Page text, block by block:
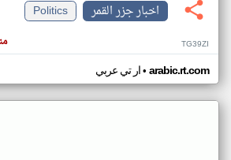
اخبار جزر القمر
Politics
TG39ZI
ار تي عربي• arabic.rt.com